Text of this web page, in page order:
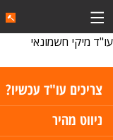
עו"ד מיקי חשמונאי
צריכים עו"ד עכשיו?
ניווט מהיר